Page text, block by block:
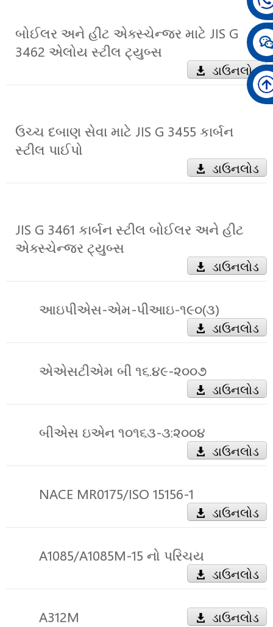
બોઈલર અને હીટ એક્સ્ચેન્જર માટે JIS G
3462 એલોય સ્ટીલ ટ્યુબ્સ
ડાઉનલોડ
ઉચ્ચ દબાણ સેવા માટે JIS G 3455 કાર્બન
સ્ટીલ પાઈપો
ડાઉનલોડ
JIS G 3461 કાર્બન સ્ટીલ બોઈલર અને હીટ
એક્સ્ચેન્જર ટ્યુબ્સ
ડાઉનલોડ
આઇપીએસ-એમ-પીઆઇ-૧૯૦(૩)
ડાઉનલોડ
એએસટીએમ બી ૧૬.૪૯-૨૦૦૭
ડાઉનલોડ
બીએસ ઇએન ૧૦૧૬૩-૩:૨૦૦૪
ડાઉનલોડ
NACE MR0175/ISO 15156-1
ડાઉનલોડ
A1085/A1085M-15 નો પરિચય
ડાઉનલોડ
A312M ડાઉનલોડ